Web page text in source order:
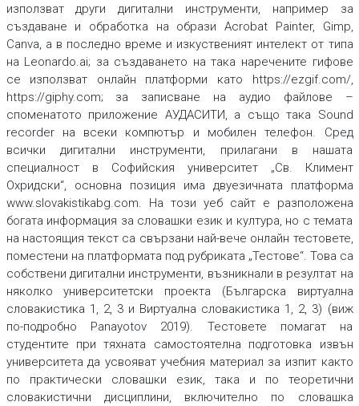
използват други дигитални инструменти, например за
създаване и обработка на образи Acrobat Painter, Gimp,
Canva, а в последно време и изкуственият интелект от типа
на Leonardo.ai; за създаването на така наречените гифове
се използват онлайн платформи като https://ezgif.com/,
https://giphy.com; за записване на аудио файлове –
споменатото приложение АУДАСИТИ, а също така Sound
recorder на всеки компютър и мобилен телефон. Сред
всички дигитални инструменти, прилагани в нашата
специалност в Софийския университет „Св. Климент
Охридски“, основна позиция има двуезичната платформа
www.slovakistikabg.com. На този уеб сайт е разположена
богата информация за словашки език и култура, но с темата
на настоящия текст са свързани най-вече онлайн тестовете,
поместени на платформата под рубриката „Тестове“. Това са
собствени дигитални инструменти, възникнали в резултат на
няколко университетски проекта (Българска виртуална
словакистика 1, 2, 3и Виртуална словакистика 1, 2, 3) (виж
по-подробно Panayotov 2019). Тестовете помагат на
студентите при тяхната самостоятелна подготовка извън
университета да усвояват учебния материал за изпит както
по практически словашки език, така и по теоретични
словакистични дисциплини, включително по словашка